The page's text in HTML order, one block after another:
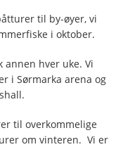
til by-øyer, vi
i oktober.
annen hver uke. Vi
i Sørmarka arena og
til overkommelige
om vinteren. Vi er